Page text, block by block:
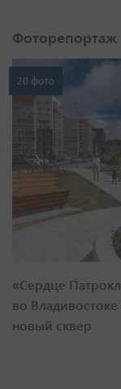
Фоторепортаж
20 фото
«Сердце
во
новый сквер